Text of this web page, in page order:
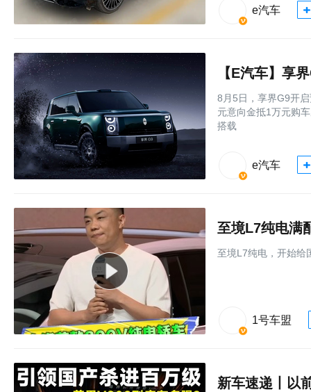
e汽车
【E汽车】享
8月5日，享界G9开
元意向金抵1万元购
搭载
e汽车
至境L7纯电满
至境L7纯电，开始给
1号车盟
新车速递丨以